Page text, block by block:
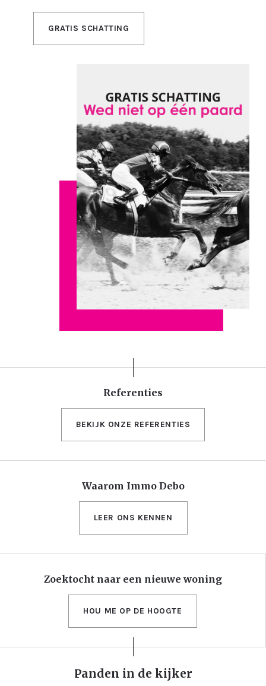
GRATIS SCHATTING
Referenties
BEKIJK ONZE REFERENTIES
Waarom Immo Debo
LEER ONS KENNEN
Zoektocht naar een nieuwe woning
HOU ME OP DE HOOGTE
Panden in de kijker